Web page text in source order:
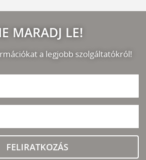
MARADJ LE!
a legjobb szolgáltatókról!
FELIRATKOZÁS